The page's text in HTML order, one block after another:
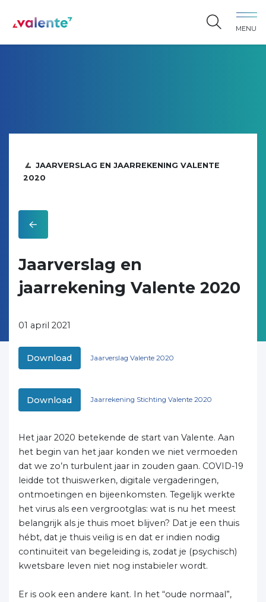
MENU
JAARVERSLAG EN JAARREKENING VALENTE
2020
Jaarverslag en
jaarrekening Valente 2020
01 april 2021
Jaarverslag Valente 2020
Download
Jaarrekening Stichting Valente 2020
Download
Het jaar 2020 betekende de start van Valente. Aan
het begin van het jaar konden we niet vermoeden
dat we zo’n turbulent jaar in zouden gaan. COVID-19
leidde tot thuiswerken, digitale vergaderingen,
ontmoetingen en bijeenkomsten. Tegelijk werkte
het virus als een vergrootglas: wat is nu het meest
belangrijk als je thuis moet blijven? Dat je een thuis
hébt, dat je thuis veilig is en dat er indien nodig
continuïteit van begeleiding is, zodat je (psychisch)
kwetsbare leven niet nog instabieler wordt.
Er is ook een andere kant. In het “oude normaal”,